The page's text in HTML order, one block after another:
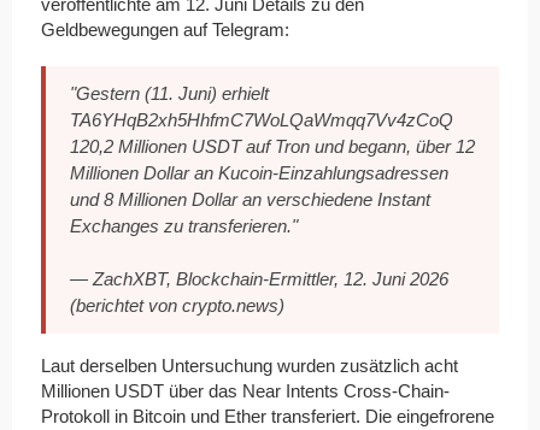
veröffentlichte am 12. Juni Details zu den
Geldbewegungen auf Telegram:
"Gestern (11. Juni) erhielt
TA6YHqB2xh5HhfmC7WoLQaWmqq7Vv4zCoQ
120,2 Millionen USDT auf Tron und begann, über 12
Millionen Dollar an Kucoin-Einzahlungsadressen
und 8 Millionen Dollar an verschiedene Instant
Exchanges zu transferieren."
— ZachXBT, Blockchain-Ermittler, 12. Juni 2026
(berichtet von crypto.news)
Laut derselben Untersuchung wurden zusätzlich acht
Millionen USDT über das Near Intents Cross-Chain-
Protokoll in Bitcoin und Ether transferiert. Die eingefrorene